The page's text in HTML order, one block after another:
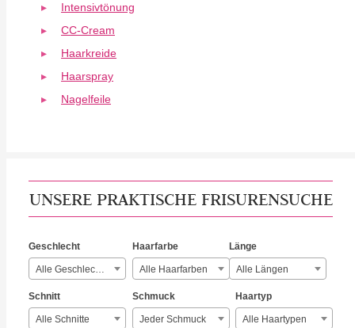
Intensivtönung
CC-Cream
Haarkreide
Haarspray
Nagelfeile
UNSERE PRAKTISCHE FRISURENSUCHE
Geschlecht
Alle Geschlechter
Haarfarbe
Alle Haarfarben
Länge
Alle Längen
Schnitt
Alle Schnitte
Schmuck
Jeder Schmuck
Haartyp
Alle Haartypen